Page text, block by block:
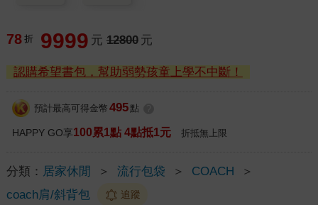
78 折 9999 元 12800 元
認購希望書包，幫助弱勢孩童上學不中斷！
預計最高可得金幣 495 點
HAPPY GO享100累1點 4點抵1元 折抵無上限
分類： 居家休閒 ＞ 流行包袋 ＞ COACH
＞
coach肩/斜背包
追蹤